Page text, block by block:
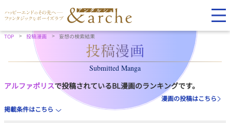
TOP 投稿漫画 妄想の検索結果
Submitted Manga
アルファポリスで投稿されているBL漫画のランキングです。
漫画の投稿はこちら
掲載条件はこちら